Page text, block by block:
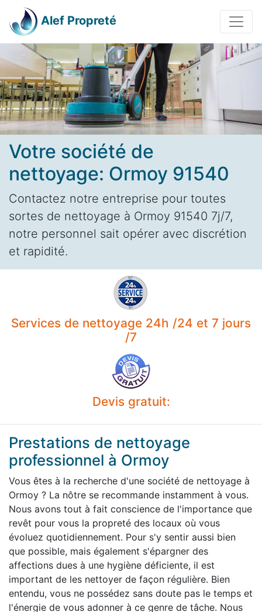
Alef Propreté
Votre société de
nettoyage: Ormoy 91540
Contactez notre entreprise pour toutes
sortes de nettoyage à Ormoy 91540 7j/7,
notre personnel sait opérer avec discrétion
et rapidité.
Services de nettoyage 24h /24 et 7 jours
/7
Devis gratuit:
Prestations de nettoyage
professionnel à Ormoy
Vous êtes à la recherche d'une société de nettoyage à
Ormoy ? La nôtre se recommande instamment à vous.
Nous avons tout à fait conscience de l'importance que
revêt pour vous la propreté des locaux où vous
évoluez quotidiennement. Pour s'y sentir aussi bien
que possible, mais également s'épargner des
affections dues à une hygiène déficiente, il est
important de les nettoyer de façon régulière. Bien
entendu, vous ne possédez sans doute pas le temps et
l'énergie de vous adonner à ce genre de tâche. Nous